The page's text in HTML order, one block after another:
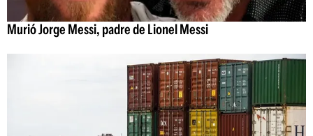
Murió Jorge Messi, padre de Lionel Messi